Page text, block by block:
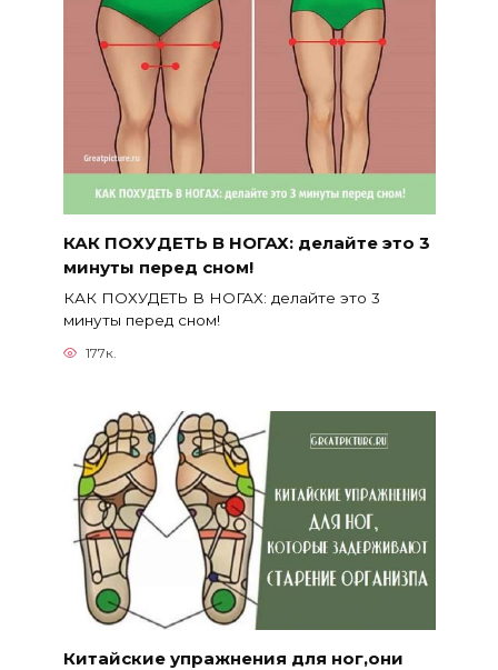
КАК ПОХУДЕТЬ В НОГАХ: делайте это 3
минуты перед сном!
КАК ПОХУДЕТЬ В НОГАХ: делайте это 3
минуты перед сном!
177к.
Китайские упражнения для ног,они